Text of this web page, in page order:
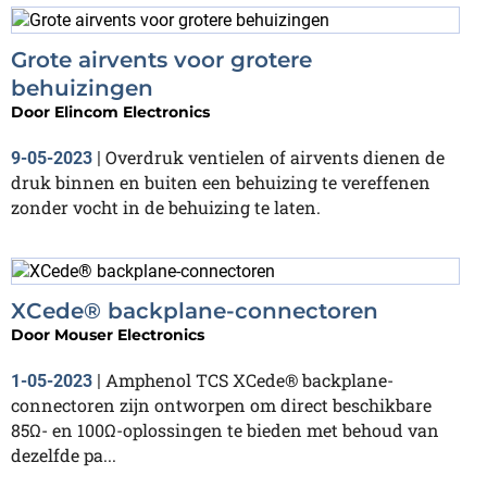
Grote airvents voor grotere
behuizingen
Door Elincom Electronics
9-05-2023 | Overdruk ventielen of airvents dienen de
druk binnen en buiten een behuizing te vereffenen
zonder vocht in de behuizing te laten.
XCede® backplane-connectoren
Door Mouser Electronics
1-05-2023 | Amphenol TCS XCede® backplane-
connectoren zijn ontworpen om direct beschikbare
85Ω- en 100Ω-oplossingen te bieden met behoud van
dezelfde pa...